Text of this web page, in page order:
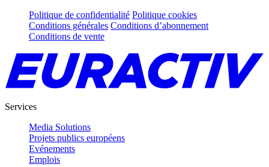
Politique de confidentialité Politique cookies
Conditions générales Conditions d’abonnement
Conditions de vente
Services
Media Solutions
Projets publics européens
Evénements
Emplois